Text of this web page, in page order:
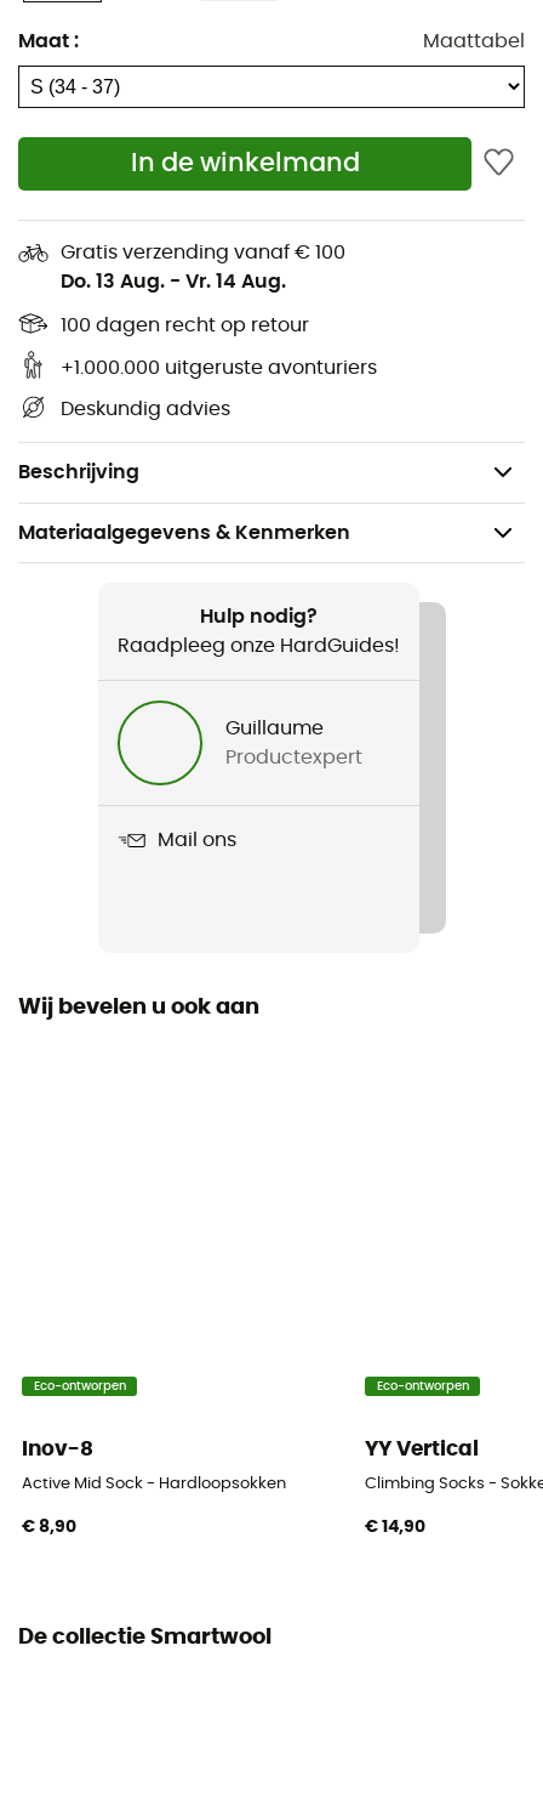
Maat : Maattabel
In de winkelmand
Gratis verzending vanaf € 100
Do. 13 Aug. - Vr. 14 Aug.
100 dagen recht op retour
+1.000.000 uitgeruste avonturiers
Deskundig advies
Beschrijving
worden!
Materialen: 56% Merinowol, 28% Nylon, 13%
Indestructawool™-technologie met vergrote zones
met hoge weerstand
4 Degree™ Elite Fit-technologie voor een
prestatiegerichte, op maat gemaakte pasvorm
Mesh-zones voor meer ademendheid
Virtually Seamless™ Toe-technologie voor
geoptimaliseerd comfort
Gewicht: 44 g.
Materiaalgegevens & Kenmerken
Trailrunning / Hardlopen
Heren / Dames
Seamless™ Toe
Hulp nodig?
Raadpleeg onze HardGuides!
Guillaume
Productexpert
Mail ons
Wij bevelen u ook aan
Eco-ontworpen
Inov-8
Active Mid Sock - Hardloopsokken
€ 8,90
Eco-ontworpen
YY Vertical
Climbing Socks -
€ 14,90
De collectie Smartwool